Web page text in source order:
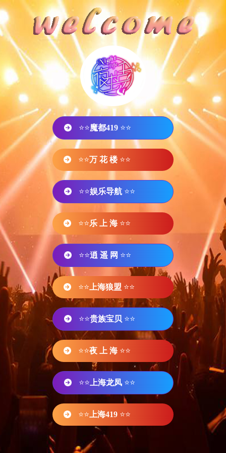
⭐⭐魔都419 ⭐⭐
⭐⭐万 花 楼 ⭐⭐
⭐⭐娱乐导航 ⭐⭐
⭐⭐乐 上 海 ⭐⭐
⭐⭐逍 遥 网 ⭐⭐
⭐⭐ 上海狼盟 ⭐⭐
⭐⭐贵族宝贝 ⭐⭐
⭐⭐夜 上 海 ⭐⭐
⭐⭐ 上海龙凤 ⭐⭐
⭐⭐ 上海419 ⭐⭐